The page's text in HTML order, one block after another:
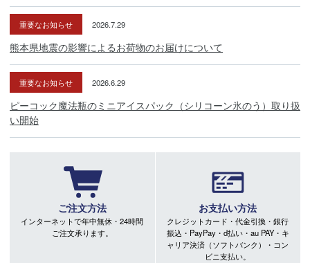
重要なお知らせ 2026.7.29
熊本県地震の影響によるお荷物のお届けについて
重要なお知らせ 2026.6.29
ピーコック魔法瓶のミニアイスパック（シリコーン氷のう）取り扱
い開始
ご注文方法
インターネットで年中無休・24時間
ご注文承ります。
お支払い方法
クレジットカード・代金引換・銀行
振込・PayPay・d払い・au PAY・キ
ャリア決済（ソフトバンク）・コン
ビニ支払い。